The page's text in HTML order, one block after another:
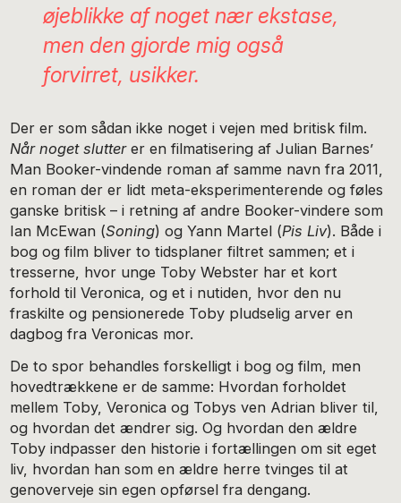
øjeblikke af noget nær ekstase,
men den gjorde mig også
forvirret, usikker.
Der er som sådan ikke noget i vejen med britisk film.
Når noget slutterer en filmatisering af Julian Barnes’
Man Booker-vindende roman af samme navn fra 2011,
en roman der er lidt meta-eksperimenterende og føles
ganske britisk – i retning af andre Booker-vindere som
Ian McEwan (Soning) og Yann Martel (Pis Liv). Både i
bog og film bliver to tidsplaner filtret sammen; et i
tresserne, hvor unge Toby Webster har et kort
forhold til Veronica, og et i nutiden, hvor den nu
fraskilte og pensionerede Toby pludselig arver en
dagbog fra Veronicas mor.
De to spor behandles forskelligt i bog og film, men
hovedtrækkene er de samme: Hvordan forholdet
mellem Toby, Veronica og Tobys ven Adrian bliver til,
og hvordan det ændrer sig. Og hvordan den ældre
Toby indpasser den historie i fortællingen om sit eget
liv, hvordan han som en ældre herre tvinges til at
genoverveje sin egen opførsel fra dengang.